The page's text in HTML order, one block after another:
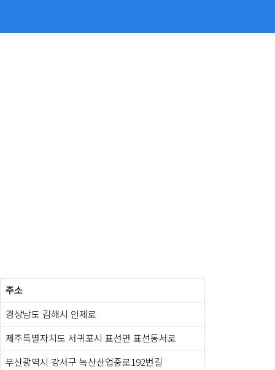
주소
경상남도 김해시 인제로
제주특별자치도 서귀포시 표선면 표선동서로
부산광역시 강서구 녹산산업중로192번길